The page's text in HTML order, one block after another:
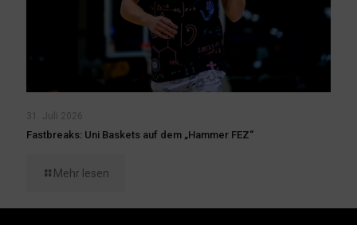
31. Juli 2026
Fastbreaks: Uni Baskets auf dem „Hammer FEZ“
Mehr lesen